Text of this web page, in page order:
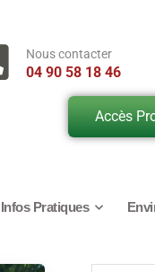
Nous contacter
04 90 58 18 46
Accès
Infos Pratiques